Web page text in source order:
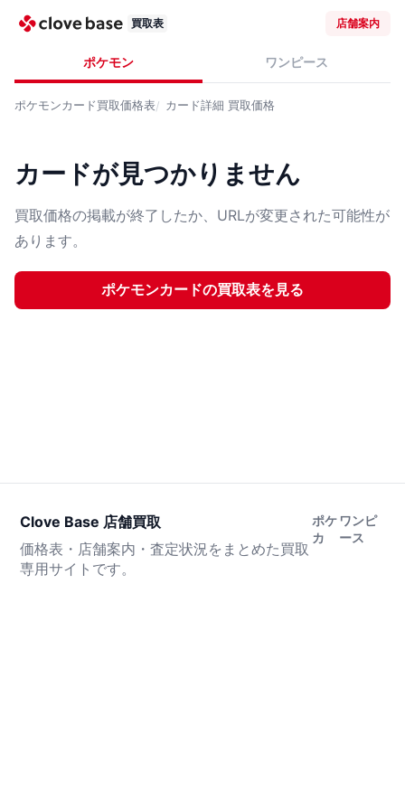
買取表 店舗案内
ポケモン ワンピース
ポケモンカード買取価格表 カード詳細 買取価格
カードが見つかりません
買取価格の掲載が終了したか、URLが変更された可能性が
あります。
ポケモンカードの買取表を見る
Clove Base 店舗買取
価格表・店舗案内・査定状況をまとめた買取
専用サイトです。
ポケ
カ
ワンピ
ース